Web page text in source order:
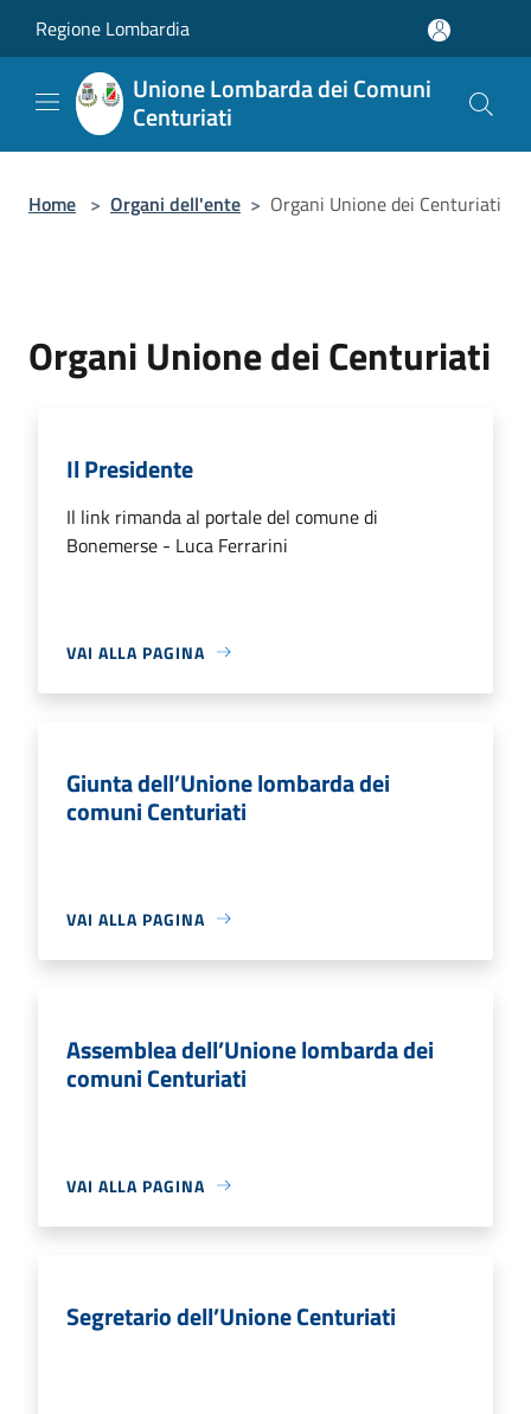
Regione Lombardia
Unione Lombarda dei Comuni
Centuriati
Home > Organi dell'ente > Organi Unione dei Centuriati
Organi Unione dei Centuriati
Il Presidente
Il link rimanda al portale del comune di
Bonemerse - Luca Ferrarini
VAI ALLA PAGINA
Giunta dell’Unione lombarda dei
comuni Centuriati
VAI ALLA PAGINA
Assemblea dell’Unione lombarda dei
comuni Centuriati
VAI ALLA PAGINA
Segretario dell’Unione Centuriati